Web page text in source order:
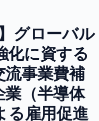
グローバル
化に資する
流事業費補
業（半導体
る雇用促進